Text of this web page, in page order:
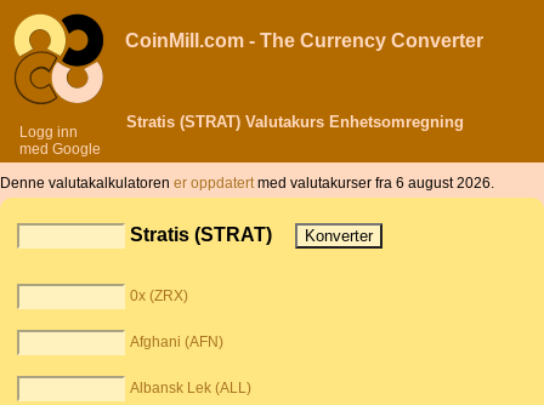
Logg inn
med Google
CoinMill.com - The Currency Converter
Stratis (STRAT) Valutakurs Enhetsomregning
Denne valutakalkulatoren er oppdatertmed valutakurser fra 6 august 2026.
Stratis (STRAT)
0x (ZRX)
Afghani (AFN)
Albansk Lek (ALL)